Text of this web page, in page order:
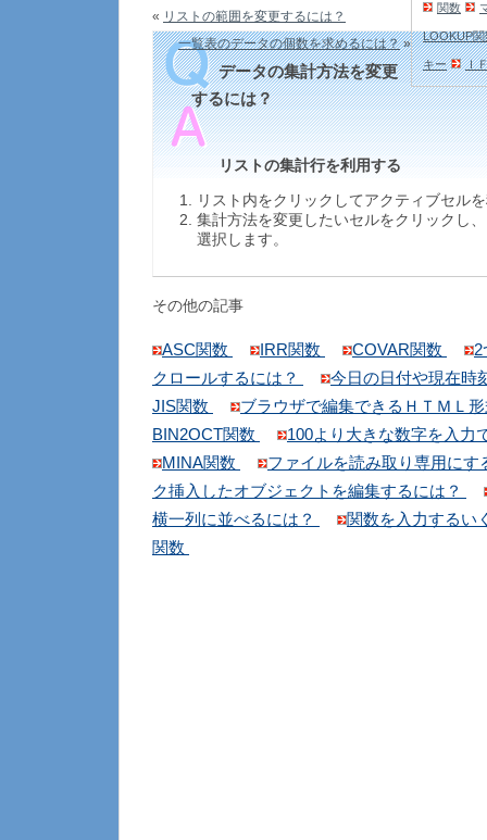
関数
LOOKUP関
キー Ｉ
« リストの範囲を変更するには？
一覧表のデータの個数を求めるには？»
データの集計方法を変更
するには？
リストの集計行を利用する
リスト内をクリックしてアクティブセル
集計方法を変更したいセルをクリックし
選択します。
その他の記事
ASC関数 IRR関数 COVAR関数
2
クロールするには？
今日の日付や現在時
JIS関数
ブラウザで編集できるＨＴＭＬ
BIN2OCT関数
100より大きな数字を入力
MINA関数
ファイルを読み取り専用に
ク挿入したオブジェクトを編集するには？
横一列に並べるには？
関数を入力するい
関数